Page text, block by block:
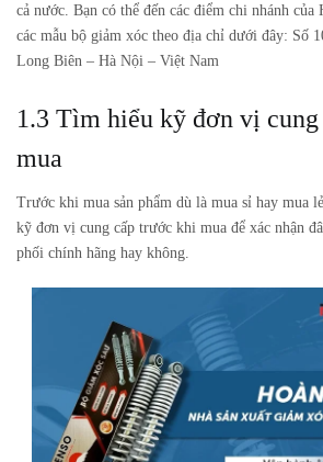
cả nước. Bạn có thể đến các điểm chi nhánh của
các mẫu bộ giảm xóc theo địa chỉ dưới đây: Số
Long Biên – Hà Nội – Việt Nam
1.3 Tìm hiểu kỹ đơn vị
mua
Trước khi mua sản phẩm dù là mua sỉ hay mua
kỹ đơn vị cung cấp trước khi mua để xác nhận
phối chính hãng hay không.